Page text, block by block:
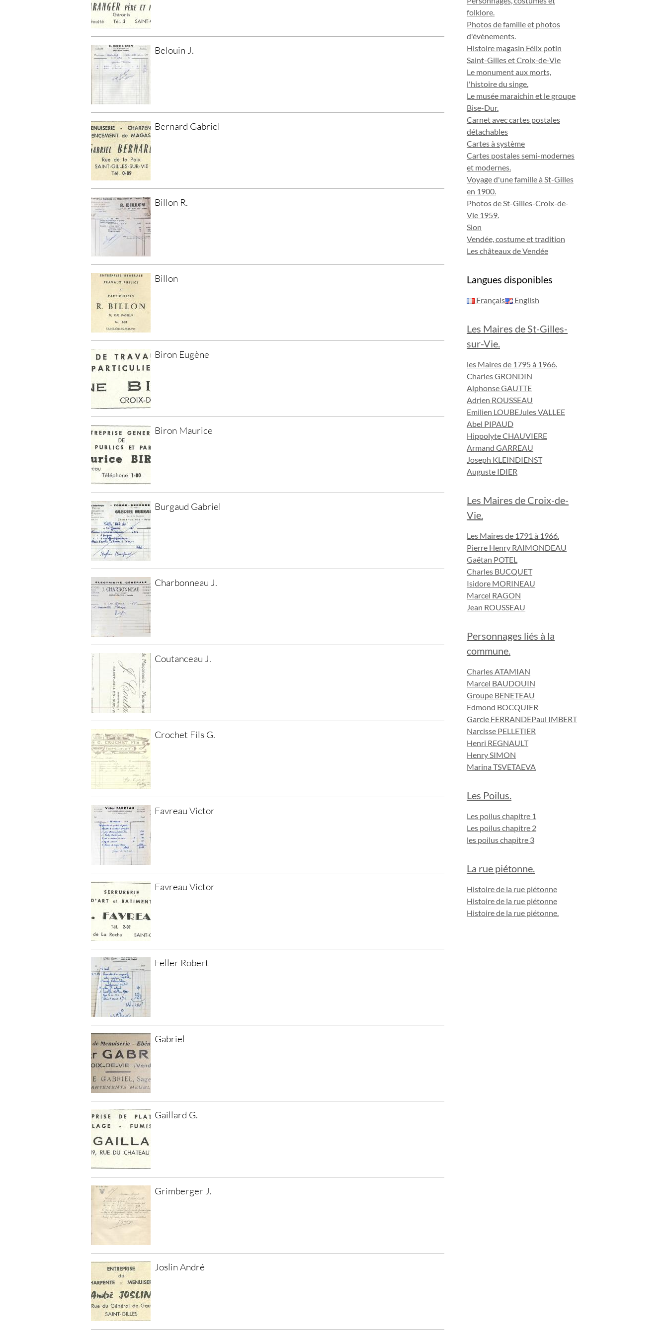
Belouin J.
Bernard Gabriel
Billon R.
Billon
Biron Eugène
Biron Maurice
Burgaud Gabriel
Charbonneau J.
Coutanceau J.
Crochet Fils G.
Favreau Victor
Favreau Victor
Feller Robert
Gabriel
Gaillard G.
Grimberger J.
Joslin André
folklore.
Photos de famille et photos
d'évènements.
Histoire magasin Félix potin
Saint-Gilles et Croix-de-Vie
Le monument aux morts,
l'histoire du singe.
Le musée maraichin et le groupe
Bise-Dur.
Carnet avec cartes postales
détachables
Cartes à système
Cartes postales semi-modernes
et modernes.
Voyage d'une famille à St-Gilles
en 1900.
Photos de St-Gilles-Croix-de-
Vie 1959.
Sion
Vendée, costume et tradition
Les châteaux de Vendée
Langues disponibles
Français English
Les Maires de St-Gilles-
sur-Vie.
les Maires de 1795 à 1966.
Charles GRONDIN
Alphonse GAUTTE
Adrien ROUSSEAU
Emilien LOUBEJules VALLEE
Abel PIPAUD
Hippolyte CHAUVIERE
Armand GARREAU
Joseph KLEINDIENST
Auguste IDIER
Les Maires de Croix-de-
Vie.
Les Maires de 1791 à 1966.
Pierre Henry RAIMONDEAU
Gaëtan POTEL
Charles BUCQUET
Isidore MORINEAU
Marcel RAGON
Jean ROUSSEAU
Personnages liés à la
commune.
Charles ATAMIAN
Marcel BAUDOUIN
Groupe BENETEAU
Edmond BOCQUIER
Garcie FERRANDEPaul IMBERT
Narcisse PELLETIER
Henri REGNAULT
Henry SIMON
Marina TSVETAEVA
Les Poilus.
Les poilus chapitre 1
Les poilus chapitre 2
les poilus chapitre 3
La rue piétonne.
Histoire de la rue piétonne
Histoire de la rue piétonne
Histoire de la rue piétonne.